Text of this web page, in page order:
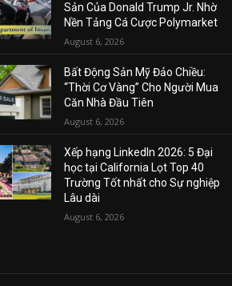
Sản Của Donald Trump Jr. Nhờ
Nền Tảng Cá Cược Polymarket
August 6, 2026
Bất Động Sản Mỹ Đảo Chiều:
“Thời Cơ Vàng” Cho Người Mua
Căn Nhà Đầu Tiên
August 6, 2026
Xếp hạng LinkedIn 2026: 5 Đại
học tại California Lọt Top 40
Trường Tốt nhất cho Sự nghiệp
Lâu dài
August 6, 2026